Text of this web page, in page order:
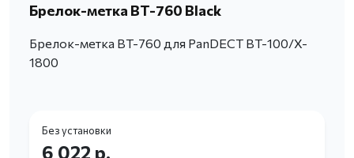
Брелок-метка BT-760 Black
Брелок-метка BT-760 для PanDECT BT-100/X-
1800
Без установки
6 022 р.